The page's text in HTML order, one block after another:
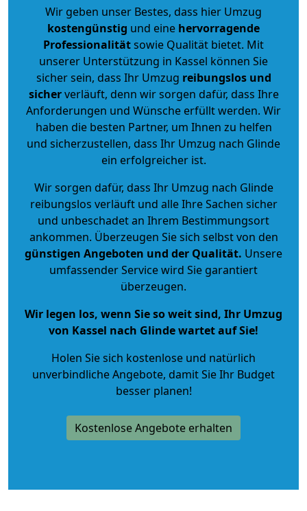
Wir geben unser Bestes, dass hier Umzug
kostengünstig und eine hervorragende
Professionalitätsowie Qualität bietet. Mit
unserer Unterstützung in Kassel können Sie
sicher sein, dass Ihr Umzug reibungslos und
sicherverläuft, denn wir sorgen dafür, dass Ihre
Anforderungen und Wünsche erfüllt werden. Wir
haben die besten Partner, um Ihnen zu helfen
und sicherzustellen, dass Ihr Umzug nach Glinde
ein erfolgreicher ist.
Wir sorgen dafür, dass Ihr Umzug nach Glinde
reibungslos verläuft und alle Ihre Sachen sicher
und unbeschadet an Ihrem Bestimmungsort
ankommen. Überzeugen Sie sich selbst von den
günstigen Angeboten und der Qualität. Unsere
umfassender Service wird Sie garantiert
überzeugen.
Wir legen los, wenn Sie so weit sind, Ihr Umzug
von Kassel nach Glinde wartet auf Sie!
Holen Sie sich kostenlose und natürlich
unverbindliche Angebote, damit Sie Ihr Budget
besser planen!
Kostenlose Angebote erhalten